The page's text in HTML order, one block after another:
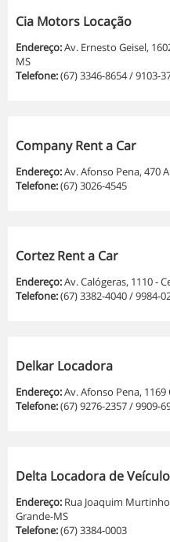
Cia Motors Locação
Endereço:Av. Ernesto Geisel,
MS
Telefone:(67) 3346-8654 / 9103-
Company Rent a Car
Endereço:Av. Afonso Pena, 470
Telefone:(67) 3026-4545
Cortez Rent a Car
Endereço:Av. Calógeras, 1110 -
Telefone:(67) 3382-4040 / 9984-
Delkar Locadora
Endereço:Av. Afonso Pena,
Telefone:(67) 9276-2357 / 9909-
Delta Locadora de
Endereço: Rua Joaquim
Grande-MS
Telefone:(67) 3384-0003